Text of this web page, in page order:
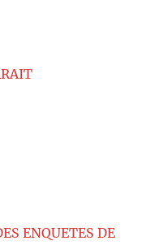
ENQUETES DE